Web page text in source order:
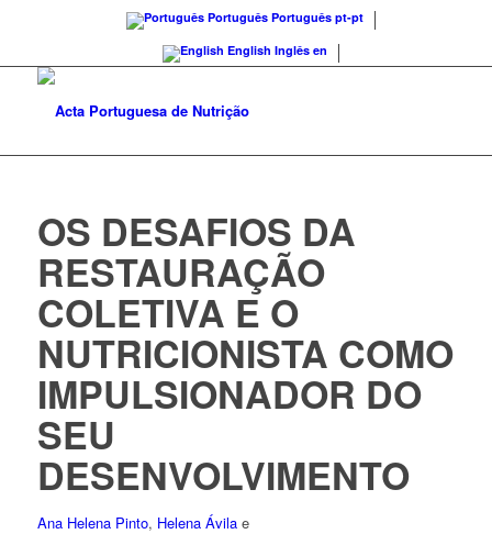
Português Português pt-pt
English Inglês en
OS DESAFIOS DA
RESTAURAÇÃO
COLETIVA E O
NUTRICIONISTA COMO
IMPULSIONADOR DO
SEU
DESENVOLVIMENTO
Ana Helena Pinto, Helena Ávilae